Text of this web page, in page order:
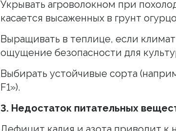
Укрывать агроволокном при
касается высаженных в грунт
Выращивать в теплице, если
ощущение безопасности для
Выбирать устойчивые сорта
F1»).
3. Недостаток питательных